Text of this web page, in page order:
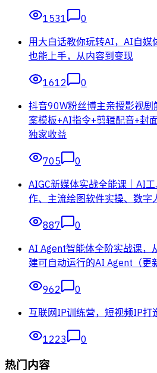
1531
0
用大白话教你玩转AI，AI自媒
也能上手，从内容到变现
1612
0
抖音90W粉丝博主亲授影视
案模板+AI指令+剪辑配音+封
独家收益
705
0
AIGC新媒体实战全能课｜AI
作、主流绘图软件实操、数字
887
0
AI Agent智能体全阶实战课，
建可自动运行的AI Agent（更
962
0
互联网IP训练营，短视频IP打
1223 0
热门内容